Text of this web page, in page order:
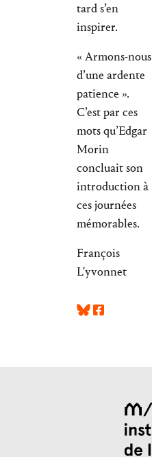
tard s’en
inspirer.
« Armons-nous
d’une ardente
patience ».
C’est par ces
mots qu’Edgar
Morin
concluait son
introduction à
ces journées
mémorables.
François
L'yvonnet